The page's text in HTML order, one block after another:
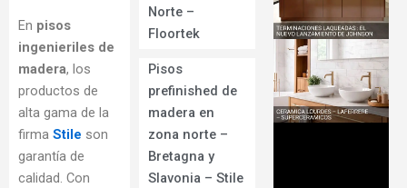
En pisos
ingenieriles de
madera, los
productos de
alta gama de la
firma Stile son
garantía de
calidad. Con
Norte –
Floortek
Pisos
prefinished de
madera en
zona norte –
Bretagna y
Slavonia – Stile